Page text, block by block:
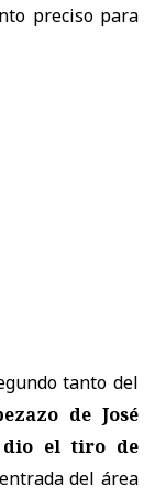
preciso para
tanto del
de José
dio el tiro de
del área